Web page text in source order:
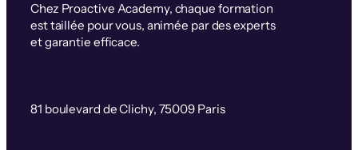
Chez Proactive Academy, chaque formation
est taillée pour vous, animée par des experts
et garantie efficace.
81 boulevard de Clichy, 75009 Paris